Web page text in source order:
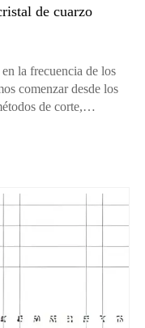
de cuarzo
la frecuencia de los
comenzar desde los
de corte,
detallada: